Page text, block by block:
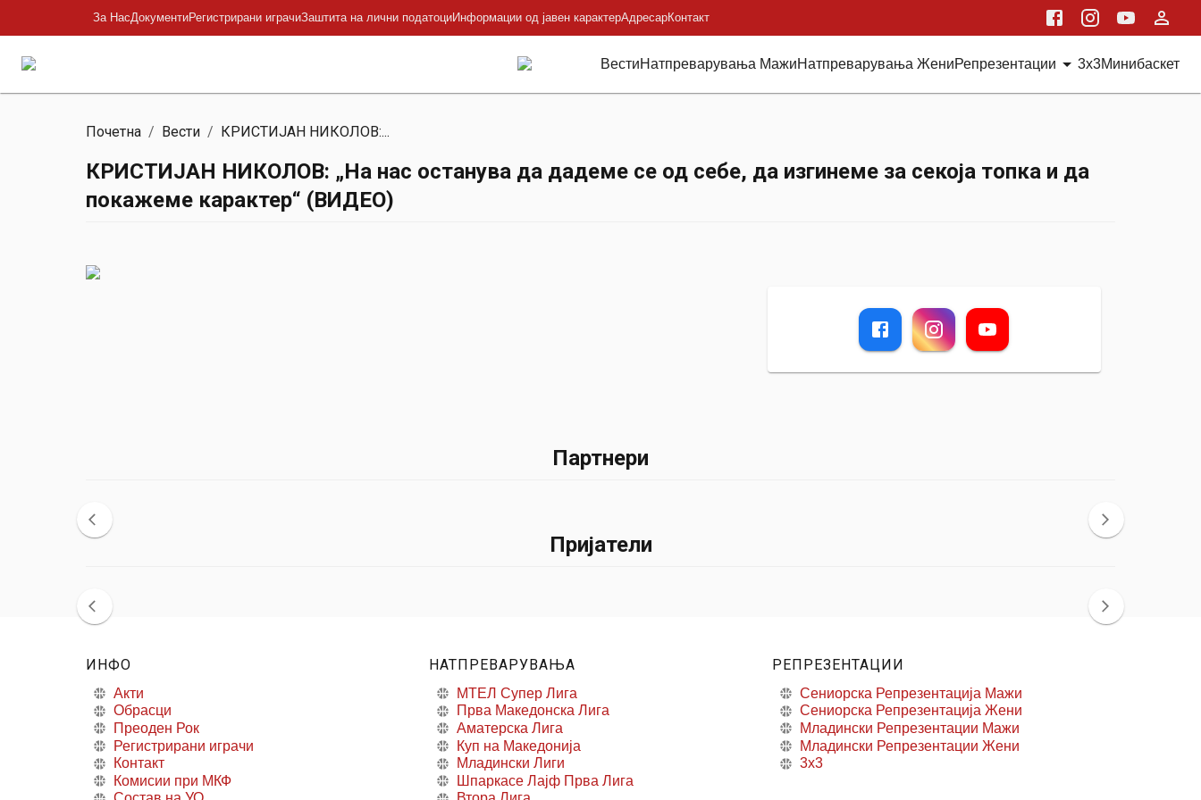
За НасДокументиРегистрирани играчиЗаштита на лични податоциИнформации од јавен карактерАдресарКонтакт
ВестиНатпреварувања МажиНатпреварувања ЖениРепрезентации 3x3Минибаскет
Почетна / Вести / КРИСТИЈАН НИКОЛОВ:...
КРИСТИЈАН НИКОЛОВ: „На нас останува да дадеме се од себе, да изгинеме за секоја топка и да
покажеме карактер“ (ВИДЕО)
Партнери
Пријатели
ИНФО
Акти
Обрасци
Преоден Рок
Регистрирани играчи
Контакт
Комисии при МКФ
НАТПРЕВАРУВАЊА
МТЕЛ Супер Лига
Прва Македонска Лига
Аматерска Лига
Куп на Македонија
Младински Лиги
Шпаркасе Лајф Прва Лига
РЕПРЕЗЕНТАЦИИ
Сениорска Репрезентација Мажи
Сениорска Репрезентација Жени
Младински Репрезентации Мажи
Младински Репрезентации Жени
3x3